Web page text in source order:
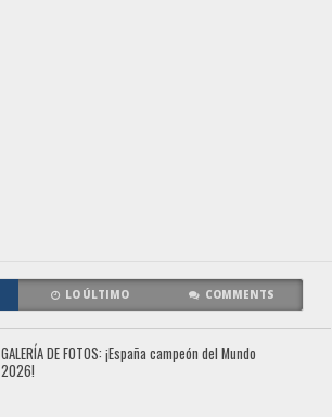
LO ÚLTIMO COMMENTS
GALERÍA DE FOTOS: ¡España campeón del Mundo
2026!